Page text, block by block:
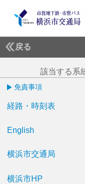
戻る
該当する系
免責事項
経路・時刻表
English
横浜市交通局
横浜市HP